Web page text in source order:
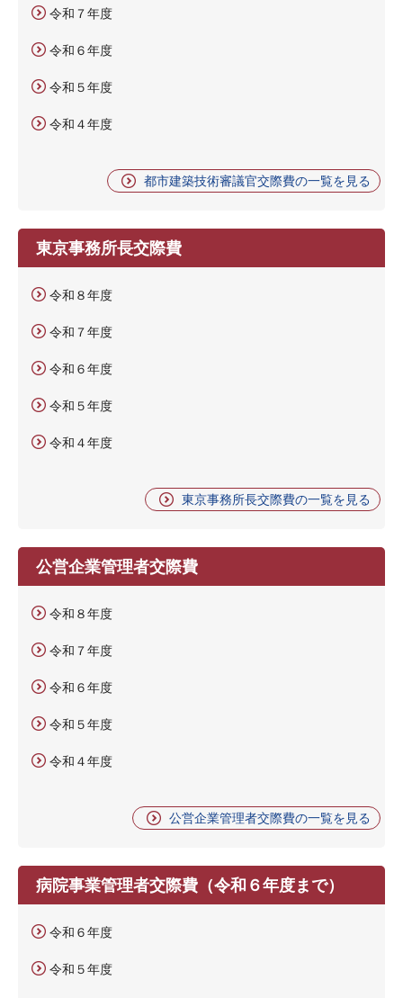
令和７年度
令和６年度
令和５年度
令和４年度
都市建築技術審議官交際費の一覧を見る
東京事務所長交際費
令和８年度
令和７年度
令和６年度
令和５年度
令和４年度
東京事務所長交際費の一覧を見る
公営企業管理者交際費
令和８年度
令和７年度
令和６年度
令和５年度
令和４年度
公営企業管理者交際費の一覧を見る
病院事業管理者交際費（令和６年度まで）
令和６年度
令和５年度